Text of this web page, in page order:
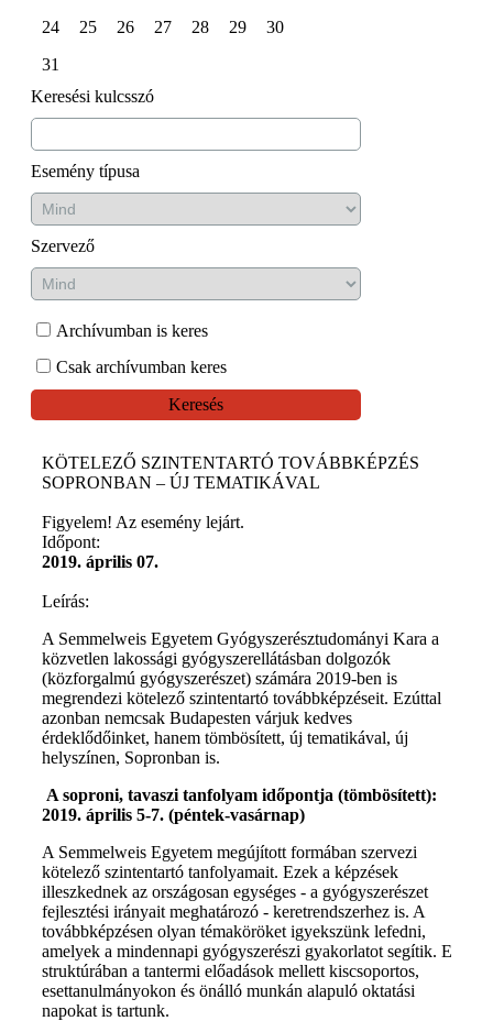
24
25 26 27 28 29
30
31
Keresési kulcsszó
Esemény típusa
Szervező
Archívumban is keres
Csak archívumban keres
Keresés
KÖTELEZŐ SZINTENTARTÓ TOVÁBBKÉPZÉS
SOPRONBAN – ÚJ TEMATIKÁVAL
Figyelem! Az esemény lejárt.
Időpont:
2019. április 07.
Leírás:
A Semmelweis Egyetem Gyógyszerésztudományi Kara a
közvetlen lakossági gyógyszerellátásban dolgozók
(közforgalmú gyógyszerészet) számára 2019-ben is
megrendezi kötelező szintentartó továbbképzéseit. Ezúttal
azonban nemcsak Budapesten várjuk kedves
érdeklődőinket, hanem tömbösített, új tematikával, új
helyszínen, Sopronban is.
A soproni, tavaszi tanfolyam időpontja (tömbösített):
2019. április 5-7. (péntek-vasárnap)
A Semmelweis Egyetem megújított formában szervezi
kötelező szintentartó tanfolyamait. Ezek a képzések
illeszkednek az országosan egységes - a gyógyszerészet
fejlesztési irányait meghatározó - keretrendszerhez is. A
továbbképzésen olyan témaköröket igyekszünk lefedni,
amelyek a mindennapi gyógyszerészi gyakorlatot segítik. E
struktúrában a tantermi előadások mellett kiscsoportos,
esettanulmányokon és önálló munkán alapuló oktatási
napokat is tartunk.